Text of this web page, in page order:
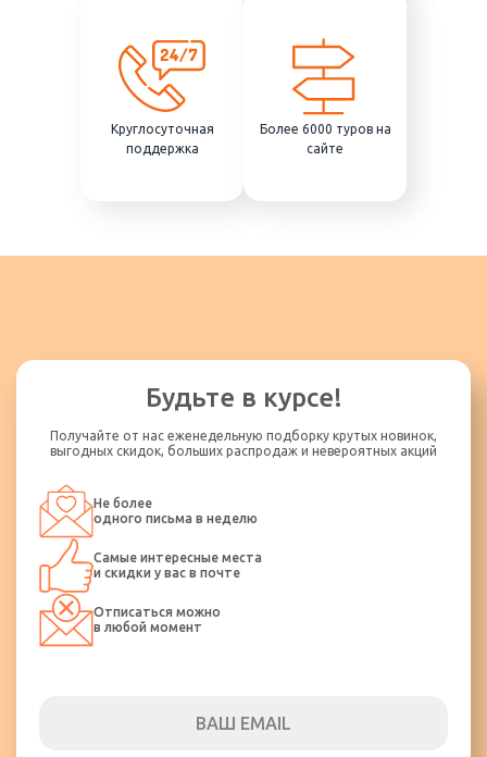
Круглосуточная
поддержка
Более 6000 туров на
сайте
Будьте в курсе!
Получайте от нас еженедельную подборку крутых новинок,
выгодных скидок, больших распродаж и невероятных акций
Не более
одного письма в неделю
Самые интересные места
и скидки у вас в почте
Отписаться можно
в любой момент